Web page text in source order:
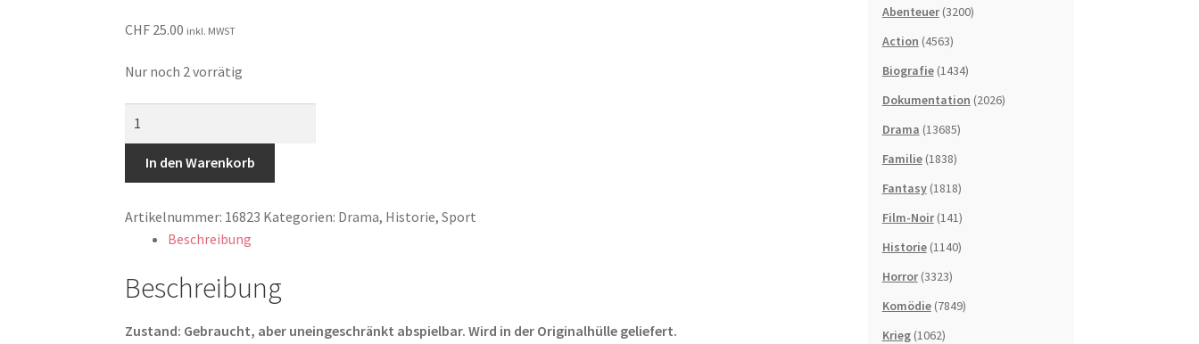
CHF 25.00 inkl. MWST
Nur noch 2 vorrätig
und
ein
Menge
In den Warenkorb
Artikelnummer: 16823 Kategorien: Drama, Historie,Sport
Beschreibung
Beschreibung
Zustand: Gebraucht, aber uneingeschränkt abspielbar. Wird in der Originalhülle geliefert.
Abenteuer (3200)
Action (4563)
Biografie (1434)
Dokumentation (2026)
Drama (13685)
Familie (1838)
Fantasy (1818)
Film-Noir (141)
Historie (1140)
Horror (3323)
Komödie (7849)
Krieg (1062)